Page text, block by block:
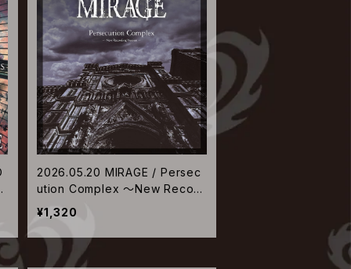
2026.05.20 MIRAGE / Persec
ution Complex ～New Record
ing Version～
¥1,320